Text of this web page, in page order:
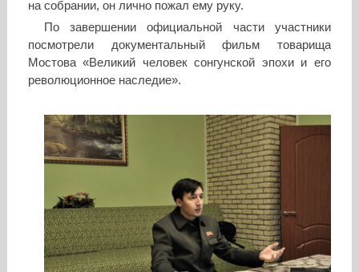
на собрании, он лично пожал ему руку.
По завершении официальной части участники
посмотрели документальный фильм товарища
Мостова «Великий человек сонгунской эпохи и его
революционное наследие».